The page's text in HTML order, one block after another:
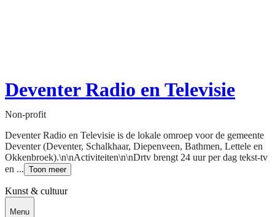
Deventer Radio en Televisie
Non-profit
Deventer Radio en Televisie is de lokale omroep voor de gemeente
Deventer (Deventer, Schalkhaar, Diepenveen, Bathmen, Lettele en
Okkenbroek).\n\nActiviteiten\n\nDrtv brengt 24 uur per dag tekst-tv
en ... Toon meer
Kunst & cultuur
Menu